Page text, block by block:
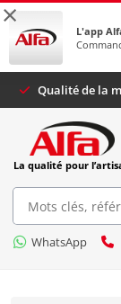
×
L'app
Qualité de la
La qualité pour
WhatsApp